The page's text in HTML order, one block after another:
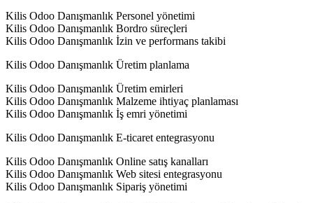
Kilis Odoo Danışmanlık Personel yönetimi
Kilis Odoo Danışmanlık Bordro süreçleri
Kilis Odoo Danışmanlık İzin ve performans takibi
Kilis Odoo Danışmanlık Üretim planlama
Kilis Odoo Danışmanlık Üretim emirleri
Kilis Odoo Danışmanlık Malzeme ihtiyaç planlaması
Kilis Odoo Danışmanlık İş emri yönetimi
Kilis Odoo Danışmanlık E-ticaret entegrasyonu
Kilis Odoo Danışmanlık Online satış kanalları
Kilis Odoo Danışmanlık Web sitesi entegrasyonu
Kilis Odoo Danışmanlık Sipariş yönetimi